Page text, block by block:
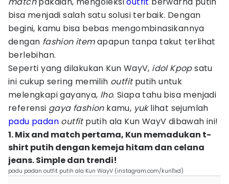
bisa menjadi salah satu solusi terbaik. Dengan
begini, kamu bisa bebas mengombinasikannya
dengan fashion itemapapun tanpa takut terlihat
berlebihan.
Seperti yang dilakukan Kun WayV, idol Kpopsatu
ini cukup sering memilih outfitputih untuk
melengkapi gayanya, lho. Siapa tahu bisa menjadi
referensi gaya fashionkamu, yuklihat sejumlah
padu padan outfitputih ala Kun WayV dibawah ini!
1. Mix and match pertama, Kun memadukan t-
shirt putih dengan kemeja hitam dan celana
jeans. Simple dan trendi!
padu padan outfit putih ala Kun WayV (instagram.com/kun11xd)